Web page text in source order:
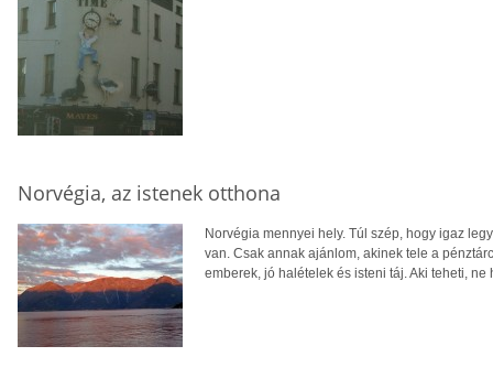
Norvégia, az istenek otthona
Norvégia mennyei hely. Túl szép, hogy igaz
van. Csak annak ajánlom, akinek tele a
emberek, jó halételek és isteni táj. Aki teheti, ne